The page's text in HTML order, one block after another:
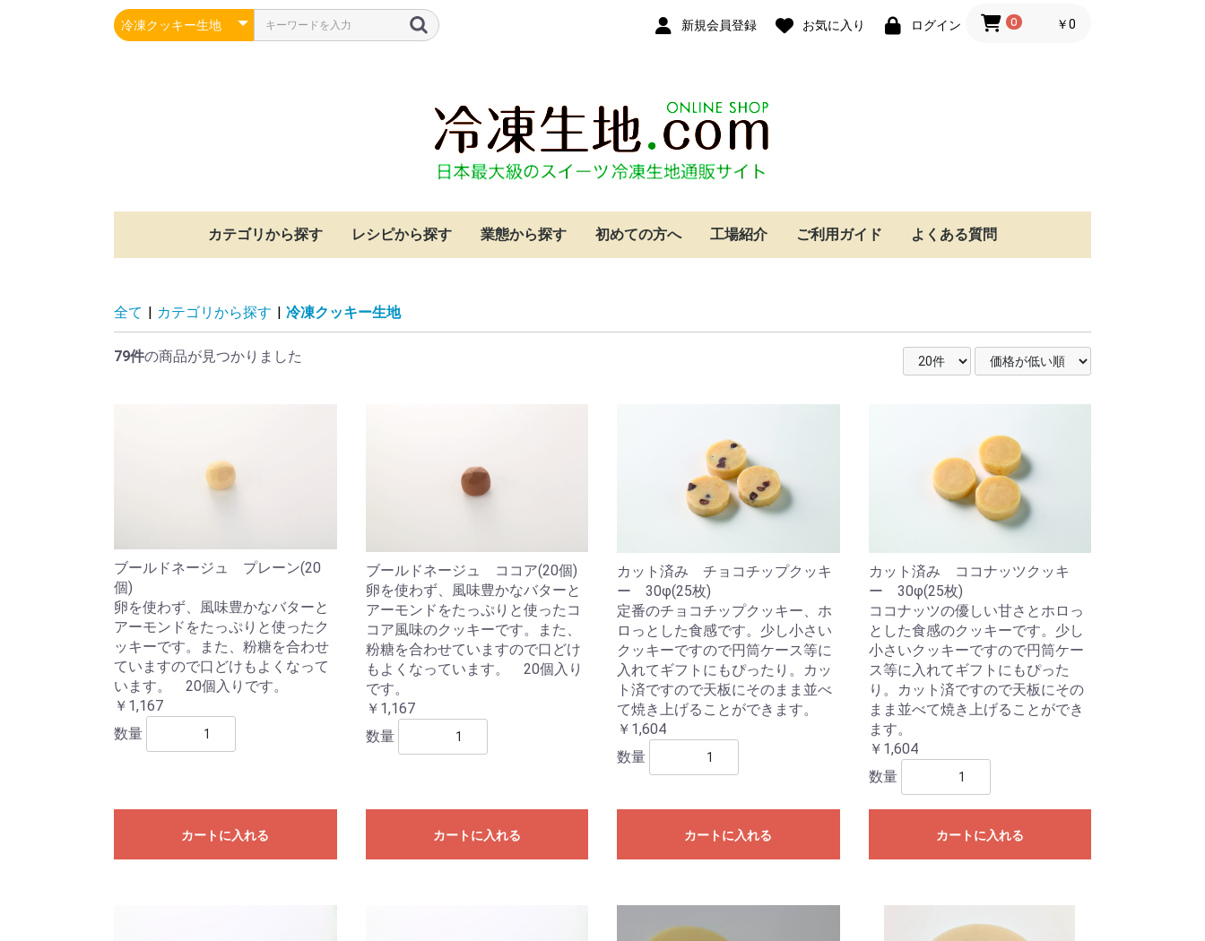
新規会員登録 お気に入り ログイン 0 ￥0
カテゴリから探す レシピから探す 業態から探す 初めての方へ 工場紹介 ご利用ガイド よくある質問
全て | カテゴリから探す | 冷凍クッキー生地
79件の商品が見つかりました
ブールドネージュ プレーン(20
個)
卵を使わず、風味豊かなバターと
アーモンドをたっぷりと使ったク
ッキーです。また、粉糖を合わせ
ていますので口どけもよくなって
います。 20個入りです。
￥1,167
数量
カートに入れる
ブールドネージュ ココア(20個)
卵を使わず、風味豊かなバターと
アーモンドをたっぷりと使ったコ
コア風味のクッキーです。また、
粉糖を合わせていますので口どけ
もよくなっています。 20個入り
です。
￥1,167
数量
カートに入れる
カット済み チョコチップクッキ
ー 30φ(25枚)
定番のチョコチップクッキー、ホ
ロっとした食感です。少し小さい
クッキーですので円筒ケース等に
入れてギフトにもぴったり。カッ
ト済ですので天板にそのまま並べ
て焼き上げることができます。
￥1,604
数量
カートに入れる
カット済み ココナッツクッキ
ー 30φ(25枚)
ココナッツの優しい甘さとホロっ
とした食感のクッキーです。少し
小さいクッキーですので円筒ケー
ス等に入れてギフトにもぴった
り。カット済ですので天板にその
まま並べて焼き上げることができ
ます。
￥1,604
数量
カートに入れる